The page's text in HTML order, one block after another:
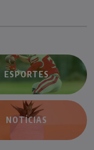
ESPORTES
NOTÍCIAS